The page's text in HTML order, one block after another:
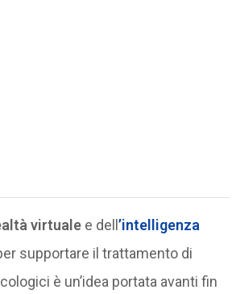
virtualee dell ’intelligenza
supportare il trattamento di
è un’idea portata avanti fin